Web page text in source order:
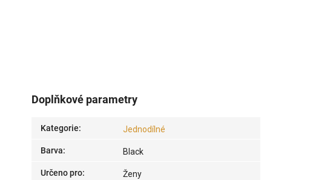
Doplňkové parametry
Kategorie: Jednodílné
Barva: Black
Určeno pro: Ženy